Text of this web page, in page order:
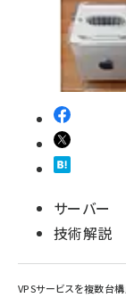
サーバー
技術解説
VPSサービスを複数台